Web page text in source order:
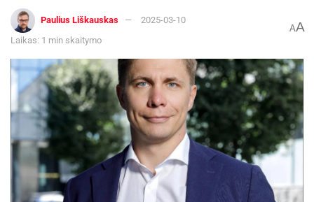
Paulius Liškauskas
2025-03-10
Laikas: 1 min skaitymo
AA